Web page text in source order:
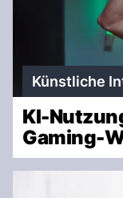
Künstliche
KI-
Gaming-